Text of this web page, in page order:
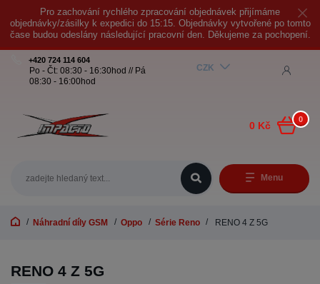
Pro zachování rychlého zpracování objednávek přijímáme
objednávky/zásilky k expedici do 15:15. Objednávky vytvořené po tomto
čase budou odeslány následující pracovní den. Děkujeme za pochopení.
Menu
CZK
+420 724 114 604
Po - Čt: 08:30 - 16:30hod // Pá
08:30 - 16:00hod
0
0 Kč
Náhradní díly GSM Oppo Série Reno RENO 4 Z 5G
RENO 4 Z 5G